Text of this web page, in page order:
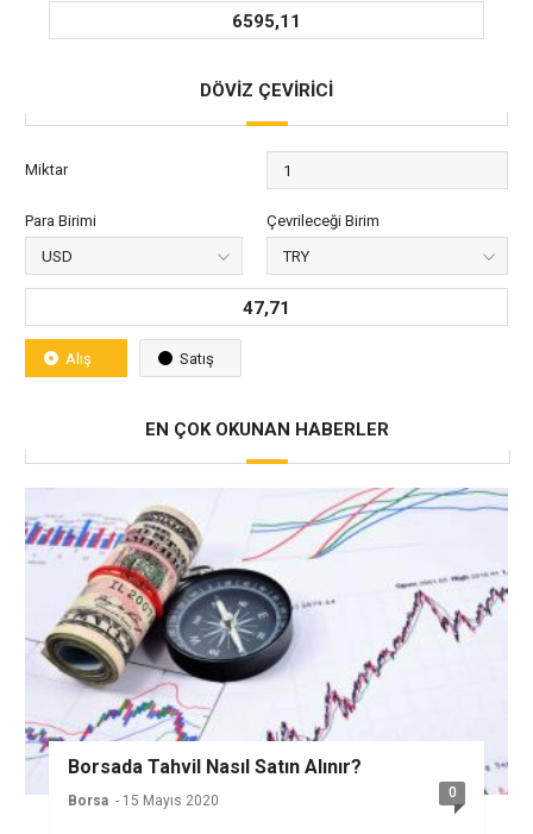
6595,11
DÖVİZ ÇEVİRİCİ
Miktar
Para Birimi Çevrileceği Birim
47,71
Alış Satış
EN ÇOK OKUNAN HABERLER
Borsada Tahvil Nasıl Satın Alınır?
Borsa - 15 Mayıs 2020 0